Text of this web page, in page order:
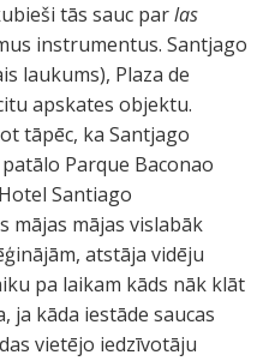
tās sauc parlas
instrumentus. Santjago
laukums), Plaza de
apskates objektu.
tāpēc, ka Santjago
Parque Baconao
Santiago
mājas mājas vislabāk
atstāja vidēju
pa laikam kāds nāk klāt
kāda iestāde saucas
vietējo iedzīvotāju